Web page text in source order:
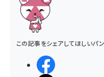
この記事をシェアしてほしいパン